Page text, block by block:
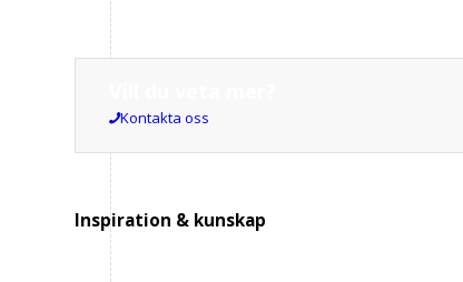
Kontakta oss
Inspiration & kunskap